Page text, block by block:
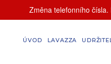
Změna telefonního čísla.
ÚVOD LAVAZZA